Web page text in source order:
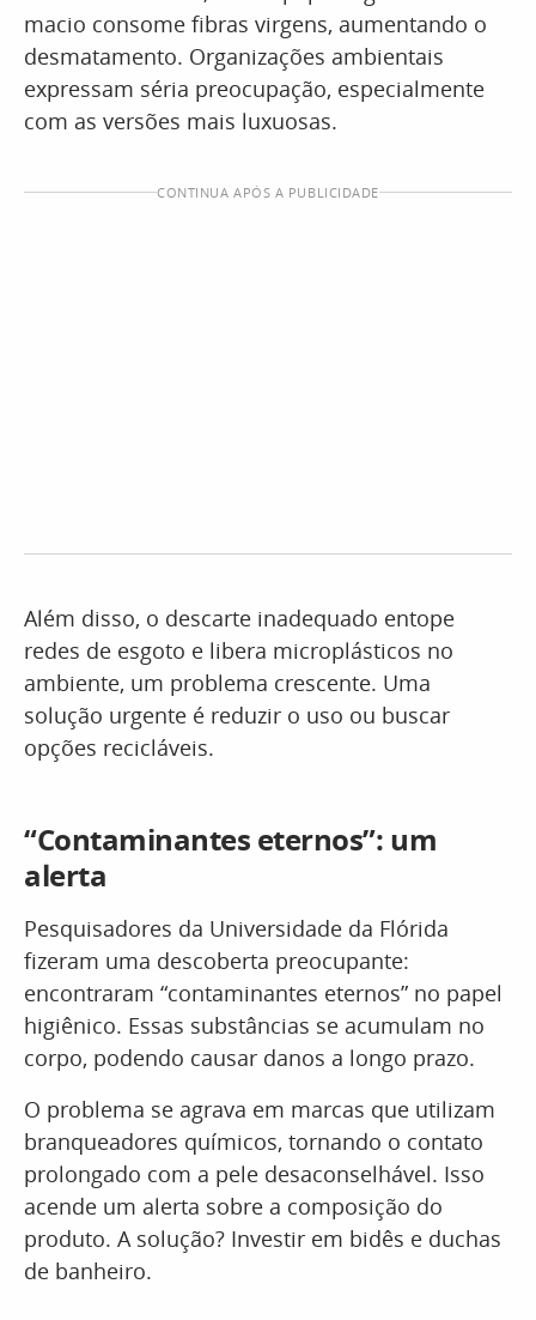
macio consome fibras virgens, aumentando o
desmatamento. Organizações ambientais
expressam séria preocupação, especialmente
com as versões mais luxuosas.
CONTINUA APÓS A PUBLICIDADE
Além disso, o descarte inadequado entope
redes de esgoto e libera microplásticos no
ambiente, um problema crescente. Uma
solução urgente é reduzir o uso ou buscar
opções recicláveis.
“Contaminantes eternos”: um
alerta
Pesquisadores da Universidade da Flórida
fizeram uma descoberta preocupante:
encontraram “contaminantes eternos” no papel
higiênico. Essas substâncias se acumulam no
corpo, podendo causar danos a longo prazo.
O problema se agrava em marcas que utilizam
branqueadores químicos, tornando o contato
prolongado com a pele desaconselhável. Isso
acende um alerta sobre a composição do
produto. A solução? Investir em bidês e duchas
de banheiro.